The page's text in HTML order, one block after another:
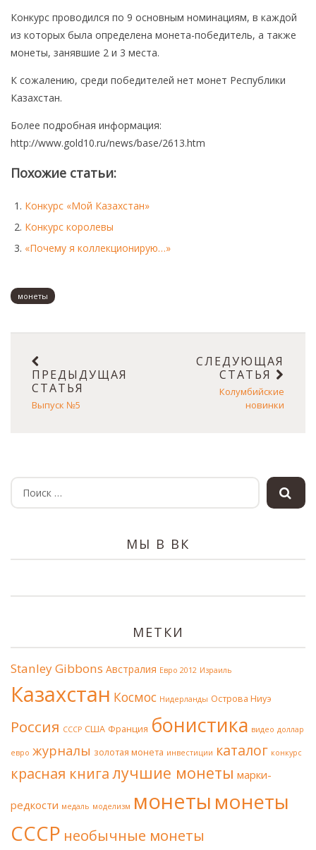
Каталоги бумажных денег
Фалеристика
Библиотека
Доска объявлений
Коллекционеры
Конкурс проводился по 9 основным номинациям, в каждой
из которых была определена монета-победитель, а также
монеты, занявшие 2 и 3 места.
К сожалению, среди победителей нет монет Республики
Казахстан.
Более подробная информация:
http://www.gold10.ru/news/base/2613.htm
Похожие статьи:
Конкурс «Мой Казахстан»
Конкурс королевы
«Почему я коллекционирую…»
монеты
ПРЕДЫДУЩАЯ
СТАТЬЯ
Выпуск №5
СЛЕДУЮЩАЯ
СТАТЬЯ
Колумбийские
новинки
МЫ В ВК
МЕТКИ
Stanley Gibbons Австралия Евро 2012 Израиль
Казахстан Космос Нидерланды Острова Ниуэ
Россия СССР США Франция бонистика видео доллар
евро журналы золотая монета инвестиции каталог конкурс
красная книгалучшие монеты марки-
редкости медаль моделизм монеты монеты
СССР необычные монеты